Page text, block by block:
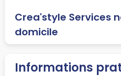
Crea'style Services
domicile
Informations